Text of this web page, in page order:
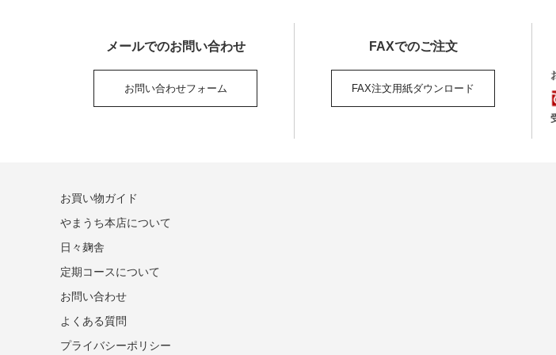
メールでのお問い合わせ
お問い合わせフォーム
FAXでのご注文
FAX注文用紙ダウンロード
お買い物ガイド
やまうち本店について
日々麹舎
定期コースについて
お問い合わせ
よくある質問
プライバシーポリシー